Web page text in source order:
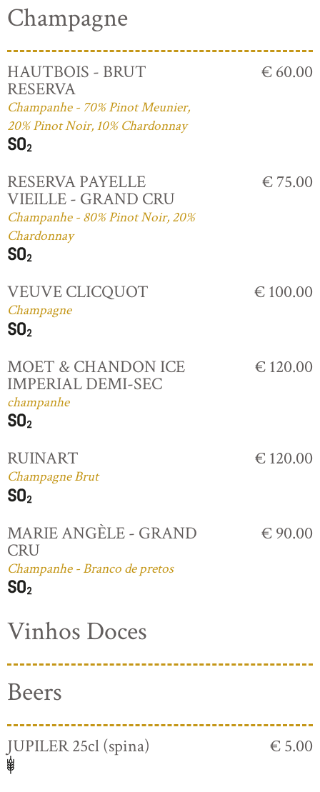
Champagne
HAUTBOIS - BRUT
RESERVA
Champanhe - 70% Pinot Meunier,
20% Pinot Noir, 10% Chardonnay
€ 60.00
RESERVA PAYELLE
VIEILLE - GRAND CRU
Champanhe - 80% Pinot Noir, 20%
Chardonnay
€ 75.00
VEUVE CLICQUOT
Champagne
€ 100.00
MOET & CHANDON ICE
IMPERIAL DEMI-SEC
champanhe
€ 120.00
RUINART
Champagne Brut
€ 120.00
MARIE ANGÈLE - GRAND
CRU
Champanhe - Branco de pretos
€ 90.00
Vinhos Doces
Beers
JUPILER 25cl (spina) € 5.00